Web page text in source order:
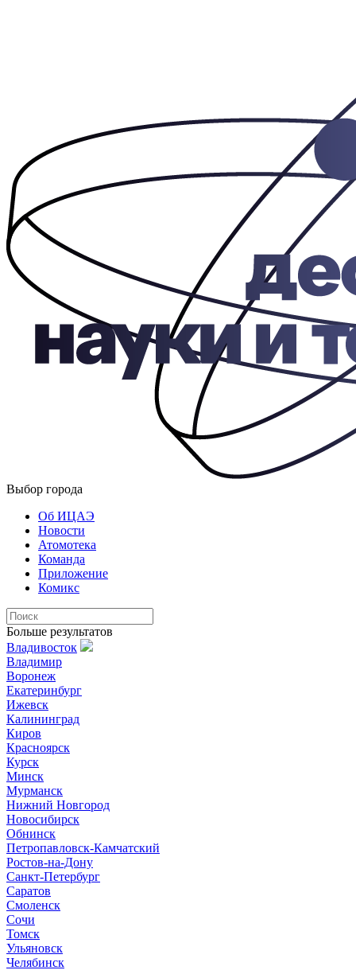
Выбор города
Об ИЦАЭ
Новости
Атомотека
Команда
Приложение
Комикс
Больше результатов
Владивосток
Владимир
Воронеж
Екатеринбург
Ижевск
Калининград
Киров
Красноярск
Курск
Минск
Мурманск
Нижний Новгород
Новосибирск
Обнинск
Петропавловск-Камчатский
Ростов-на-Дону
Санкт-Петербург
Саратов
Смоленск
Сочи
Томск
Ульяновск
Челябинск